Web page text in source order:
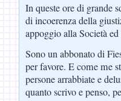
In queste ore di grande
di incoerenza della
appoggio alla Società
Sono un abbonato di
per favore. E come me
persone arrabbiate e
quanto scrivo e penso,